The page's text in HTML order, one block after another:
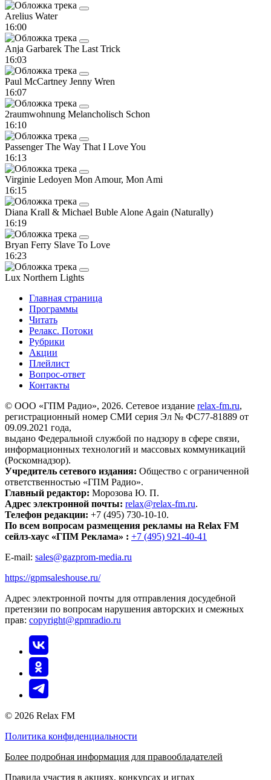
Arelius Water
16:00
Anja Garbarek The Last Trick
16:03
Paul McCartney Jenny Wren
16:07
2raumwohnung Melancholisch Schon
16:10
PassengerThe Way That I Love You
16:13
Virginie Ledoyen Mon Amour, Mon Ami
16:15
Diana Krall & Michael Buble Alone Again (Naturally)
16:19
Bryan Ferry Slave To Love
16:23
Lux Northern Lights
Главная страница
Программы
Читать
Релакс. Потоки
Рубрики
Акции
Плейлист
Вопрос-ответ
Контакты
© ООО «ГПМ Радио», 2026. Сетевое издание relax-fm.ru,
регистрационный номер СМИ серия Эл № ФС77-81889 от
09.09.2021 года,
выдано Федеральной службой по надзору в сфере связи,
информационных технологий и массовых коммуникаций
(Роскомнадзор).
Учредитель сетевого издания: Общество с ограниченной
ответственностью «ГПМ Радио».
Главный редактор: Морозова Ю. П.
Адрес электронной почты: relax@relax-fm.ru.
Телефон редакции: +7 (495) 730-10-10.
По всем вопросам размещения рекламы на Relax FM
сейлз-хаус «ГПМ Реклама» : +7 (495) 921-40-41
E-mail: sales@gazprom-media.ru
https://gpmsaleshouse.ru/
Адрес электронной почты для отправления досудебной
претензии по вопросам нарушения авторских и смежных
прав: copyright@gpmradio.ru
© 2026 Relax FM
Политика конфиденциальности
Более подробная информация для правообладателей
Правила участия в акциях, конкурсах и играх